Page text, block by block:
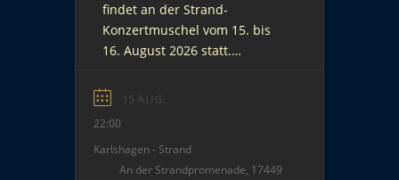
findet an der Strand-
Konzertmuschel vom 15. bis
16. August 2026 statt.
Köstlichkeiten, Kunsthandwerk
und ein Kinderprogramm
sorgen auf dem
Strandvorplatz für ein schönes
Strandsommerfest. Ein
15 AUG.
22:00
Karlshagen - Strand
An der Strandpromenade, 17449